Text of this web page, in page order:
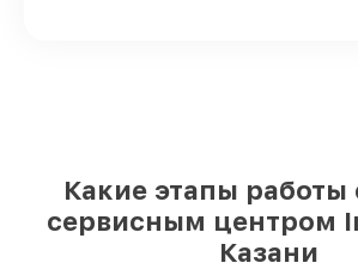
Какие этапы
сервисным центром
Казани